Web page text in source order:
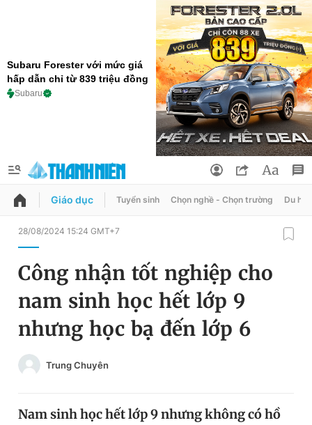
Subaru Forester với mức giá
hấp dẫn chỉ từ 839 triệu đồng
Subaru
QUẢNG CÁO ĐẶT BÁO
Chuyên mục khác
Chào ngày mới
Đổi mật khẩu
Tin đã lưu
Tin đã xem
Giáo dục Tuyển sinh Chọn nghề - Chọn trường Du học
28/08/2024 15:24 GMT+7
Công nhận tốt nghiệp cho
nam sinh học hết lớp 9
nhưng học bạ đến lớp 6
Trung Chuyên
Nam sinh học hết lớp 9 nhưng không có hồ